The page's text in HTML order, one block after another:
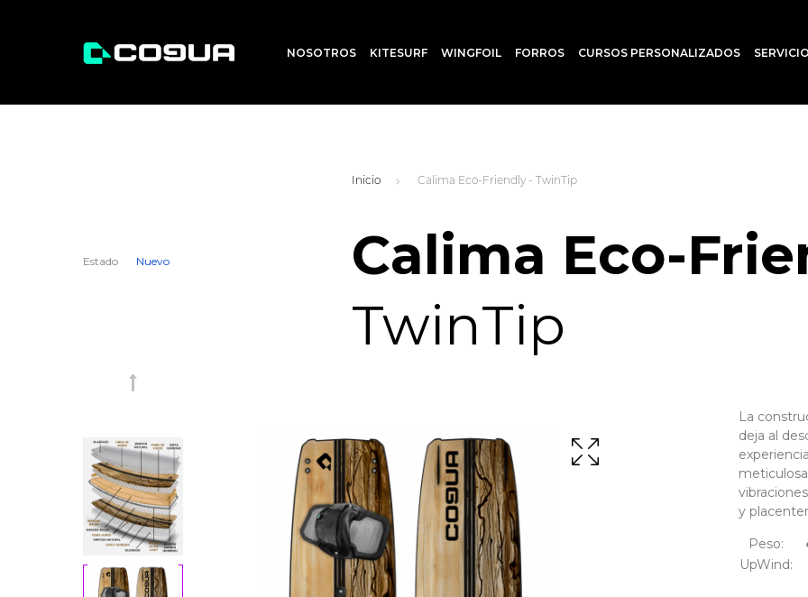
NOSOTROS KITESURF WINGFOIL FORROS CURSOS PERSONALIZADOS
Inicio Calima Eco-Friendly - TwinTip
Calima Eco-
TwinTip
Estado Nuevo
La
deja al
y
Peso:
UpWind: